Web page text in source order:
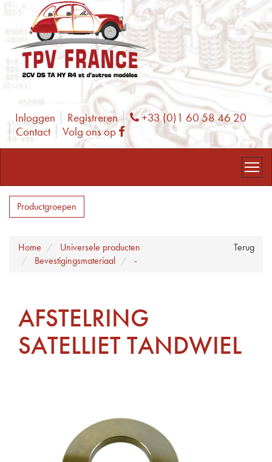
Inloggen Registreren Phone
+33 (0)1 60 58 46 20
Contact
Volg ons op Facebook
Productgroepen
Terug
Home
Universele producten
Bevestigingsmateriaal
-
AFSTELRING
SATELLIET TANDWIEL